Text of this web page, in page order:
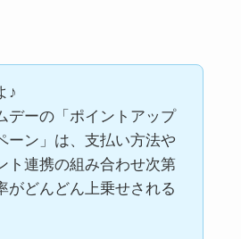
♪
デーの「ポイントアップ
ーン」は、支払い方法や
ト連携の組み合わせ次第
がどんどん上乗せされる